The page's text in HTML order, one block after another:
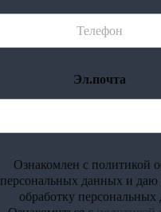
Эл.почта
Ознакомлен с политикой
персональных данных и даю
обработку